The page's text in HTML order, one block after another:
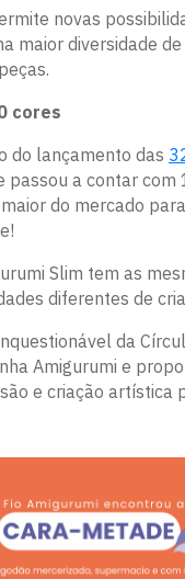
novas
maior diversidade
cores
do lançamento das
passou a contar
do mercado
Slim tem as
diferentes de
da
Amigurumi e
e criação artística